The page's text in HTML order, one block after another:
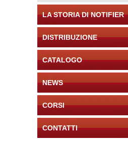
LA STORIA DI NOTIFIER
DISTRIBUZIONE
CATALOGO
NEWS
CORSI
CONTATTI